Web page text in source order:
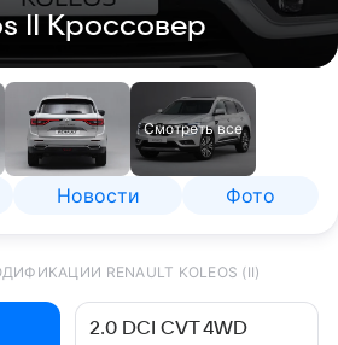
II Кроссовер
Смотреть все
Новости Фото
RENAULT KOLEOS (II)
2.0 DCI CVT 4WD